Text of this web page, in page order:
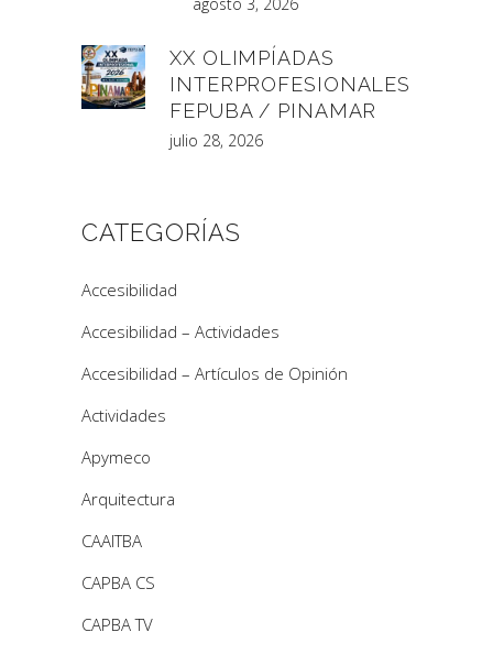
XX OLIMPÍADAS
INTERPROFESIONALES
FEPUBA / PINAMAR
julio 28, 2026
CATEGORÍAS
Accesibilidad
Accesibilidad – Actividades
Accesibilidad – Artículos de Opinión
Actividades
Apymeco
Arquitectura
CAAITBA
CAPBA CS
CAPBA TV